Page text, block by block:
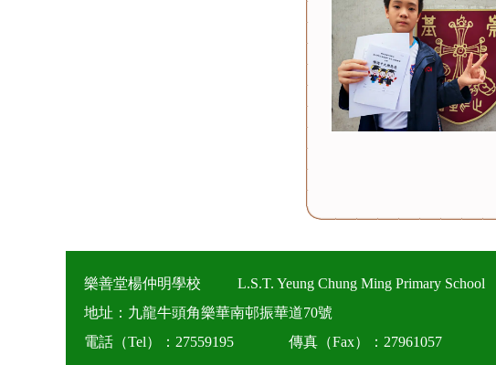
樂善堂楊仲明學校 L.S.T. Yeung Chung Ming Primary School
地址：九龍牛頭角樂華南邨振華道70號
電話（Tel）：27559195
傳真（Fax）：27961057